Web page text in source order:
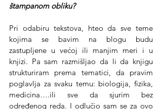
štampanom obliku?
Pri odabiru tekstova, hteo da sve teme
kojima se bavim na blogu budu
zastupljene u većoj ili manjim meri i u
knjizi. Pa sam razmišljao da li da knjigu
strukturiram prema tematici, da pravim
poglavlja za svaku temu: biologija, fizika,
medicina….ili sve da sjurim bez
određenog reda. I odlučio sam se za ovo